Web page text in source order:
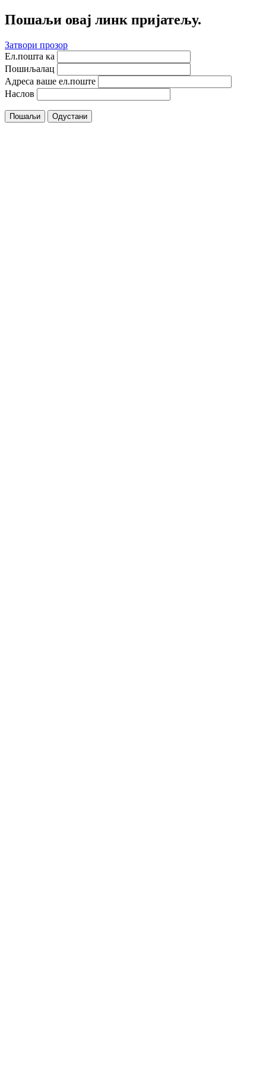
Пошаљи овај линк пријатељу.
Затвори прозор
Ел.пошта ка
Пошиљалац
Адреса ваше ел.поште
Наслов
Пошаљи Одустани